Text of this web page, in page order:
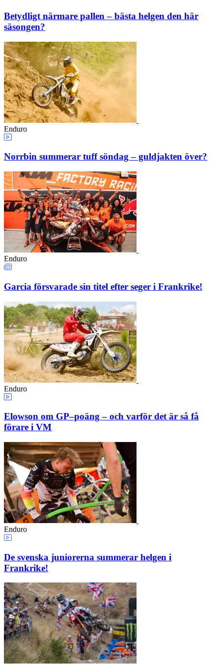
Betydligt närmare pallen – bästa helgen den här
säsongen?
Enduro
Norrbin summerar tuff söndag – guldjakten över?
Enduro
Garcia försvarade sin titel efter seger i Frankrike!
Enduro
Elowson om GP–poäng – och varför det är så få
förare i VM
Enduro
De svenska juniorerna summerar helgen i
Frankrike!